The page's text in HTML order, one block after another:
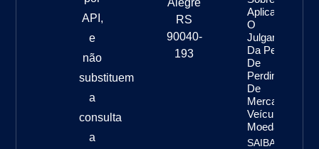
API,
e
não
substituem
a
consulta
a
RS
90040-
193
Aplicação E
O
Julgamento
Da Pena
De
Perdimento
De
Mercadoria,
Veículo E
Moeda
SAIBA